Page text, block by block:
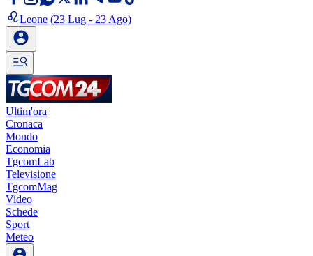
Leone (23 Lug - 23 Ago)
Ultim'ora
Cronaca
Mondo
Economia
TgcomLab
Televisione
TgcomMag
Video
Schede
Sport
Meteo